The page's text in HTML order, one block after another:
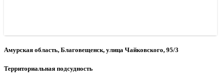
Амурская область, Благовещенск, улица Чайковского, 95/3
Территориальная подсудность